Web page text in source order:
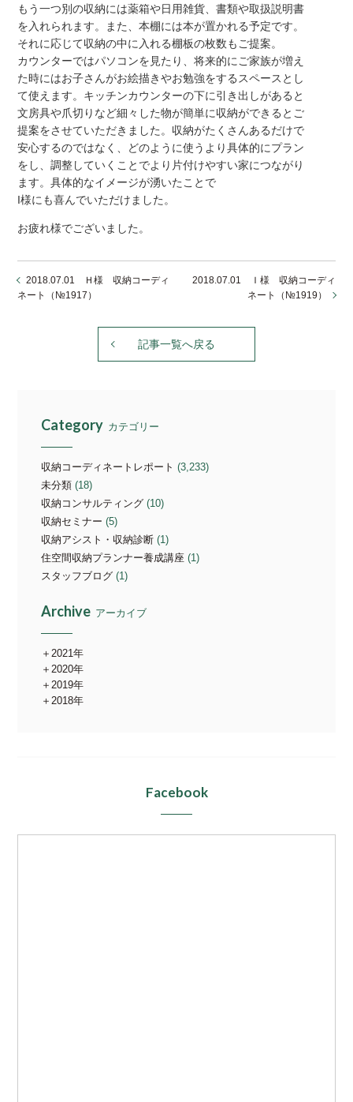
もう一つ別の収納には薬箱や日用雑貨、書類や取扱説明書
を入れられます。また、本棚には本が置かれる予定です。
それに応じて収納の中に入れる棚板の枚数もご提案。
カウンターではパソコンを見たり、将来的にご家族が増え
た時にはお子さんがお絵描きやお勉強をするスペースとし
て使えます。キッチンカウンターの下に引き出しがあると
文房具や爪切りなど細々した物が簡単に収納ができるとご
提案をさせていただきました。収納がたくさんあるだけで
安心するのではなく、どのように使うより具体的にプラン
をし、調整していくことでより片付けやすい家につながり
ます。具体的なイメージが湧いたことで
I様にも喜んでいただけました。
お疲れ様でございました。
2018.07.01 Ｈ様 収納コーディ
ネート（№1917）
2018.07.01 Ｉ様 収納コーディ
ネート（№1919）
記事一覧へ戻る
Category カテゴリー
収納コーディネートレポート (3,233)
未分類 (18)
収納コンサルティング (10)
収納セミナー (5)
収納アシスト・収納診断 (1)
住空間収納プランナー養成講座 (1)
スタッフブログ (1)
Archive アーカイブ
2021年
2020年
2019年
2018年
Facebook